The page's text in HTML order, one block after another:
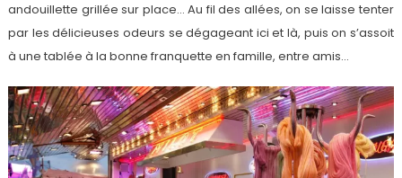
andouillette grillée sur place… Au fil des allées, on se laisse tenter
par les délicieuses odeurs se dégageant ici et là, puis on s’assoit
à une tablée à la bonne franquette en famille, entre amis…